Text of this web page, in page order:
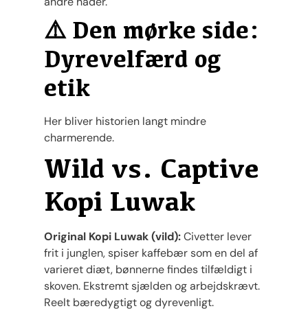
⚠️ Den mørke side:
Dyrevelfærd og
etik
Her bliver historien langt mindre
charmerende.
Wild vs. Captive
Kopi Luwak
Original Kopi Luwak (vild):Civetter lever
frit i junglen, spiser kaffebær som en del af
varieret diæt, bønnerne findes tilfældigt i
skoven. Ekstremt sjælden og arbejdskrævt.
Reelt bæredygtigt og dyrevenligt.